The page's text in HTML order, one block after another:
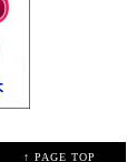
↑ PAGE TOP